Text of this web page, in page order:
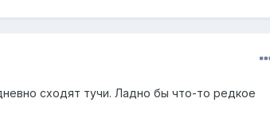
сходят тучи. Ладно бы что-то редкое